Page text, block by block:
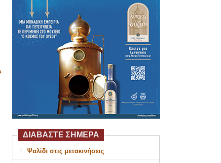
ΔΙΑΒΑΣΤΕ ΣΗΜΕΡΑ
Ψαλίδι στις μετακινήσεις